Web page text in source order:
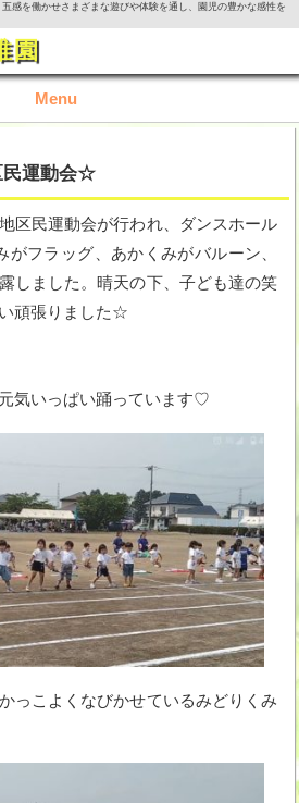
感を働かせさまざまな遊びや体験を通し、園児の豊かな感性を
園
Menu
民運動会☆
区民運動会が行われ、ダンスホール
がフラッグ、あかくみがバルーン、
しました。晴天の下、子ども達の笑
頑張りました☆
気いっぱい踊っています♡
っこよくなびかせているみどりくみ